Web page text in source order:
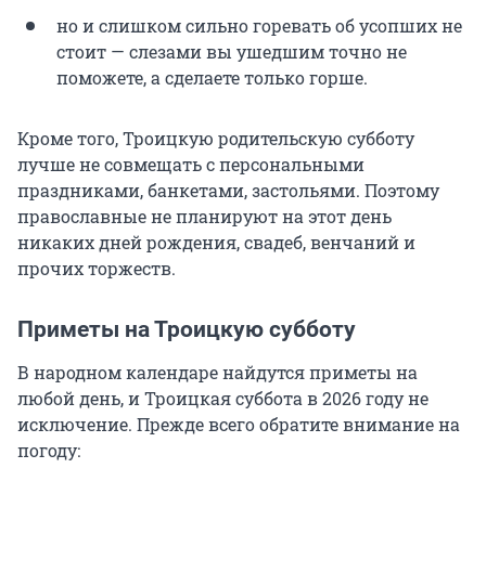
но и слишком сильно горевать об усопших не
стоит — слезами вы ушедшим точно не
поможете, а сделаете только горше.
Кроме того, Троицкую родительскую субботу
лучше не совмещать с персональными
праздниками, банкетами, застольями. Поэтому
православные не планируют на этот день
никаких дней рождения, свадеб, венчаний и
прочих торжеств.
Приметы на Троицкую субботу
В народном календаре найдутся приметы на
любой день, и Троицкая суббота в 2026 году не
исключение. Прежде всего обратите внимание на
погоду: